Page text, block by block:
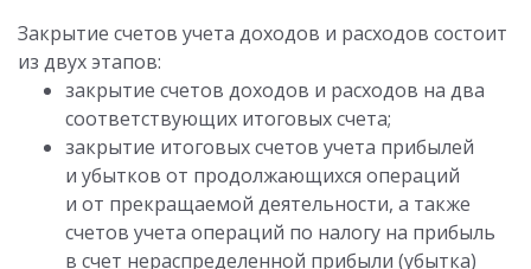
Закрытие счетов учета доходов и расходов состоит
из двух этапов:
закрытие счетов доходов и расходов на два
соответствующих итоговых счета;
закрытие итоговых счетов учета прибылей
и убытков от продолжающихся операций
и от прекращаемой деятельности, а также
счетов учета операций по налогу на прибыль
в счет нераспределенной прибыли (убытка)